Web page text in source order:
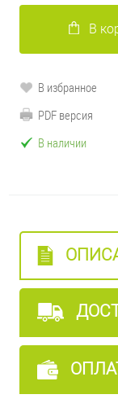
В
В избранное
PDF версия
В наличии